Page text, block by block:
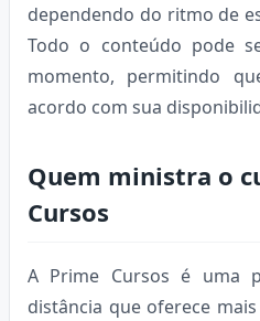
dependendo do ritmo de
Todo o conteúdo pode
momento, permitindo
acordo com sua
Quem ministra o
Cursos
A Prime Cursos é uma
distância que oferece